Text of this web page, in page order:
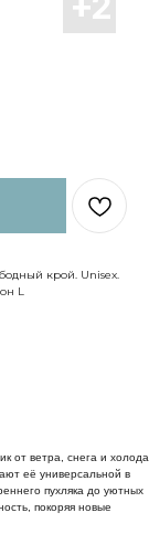
крой. Unisex.
L
от ветра, снега и холода
её универсальной в
пухляка до уютных
покоряя новые